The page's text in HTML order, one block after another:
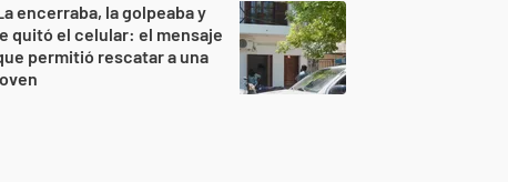
encerraba, la golpeaba y
quitó el celular: el mensaje
permitió rescatar a una